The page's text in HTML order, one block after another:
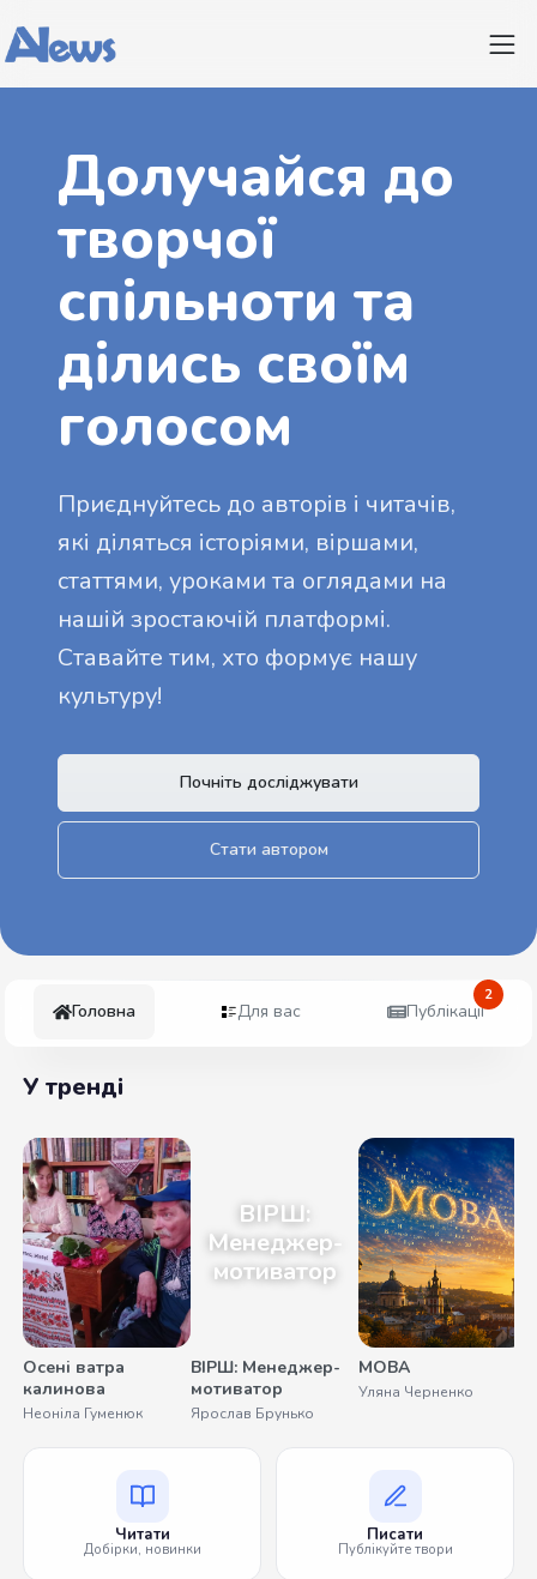
Долучайся до
творчої
спільноти та
ділись своїм
голосом
Приєднуйтесь до авторів і читачів,
які діляться історіями, віршами,
статтями, уроками та оглядами на
нашій зростаючій платформі.
Ставайте тим, хто формує нашу
культуру!
Почніть досліджувати
Стати автором
Головна Для вас Публікації
2
У тренді
Осені ватра
калинова
Неоніла Гуменюк
ВІРШ:
Менеджер-
мотиватор
ВІРШ: Менеджер-
мотиватор
Ярослав Брунько
МОВА
Уляна Черненко
Читати
Добірки, новинки
Писати
Публікуйте твори